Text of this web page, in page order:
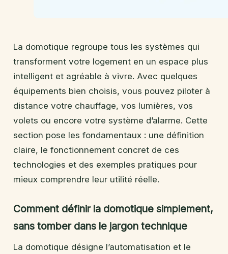
La domotique regroupe tous les systèmes qui
transforment votre logement en un espace plus
intelligent et agréable à vivre. Avec quelques
équipements bien choisis, vous pouvez piloter à
distance votre chauffage, vos lumières, vos
volets ou encore votre système d’alarme. Cette
section pose les fondamentaux : une définition
claire, le fonctionnement concret de ces
technologies et des exemples pratiques pour
mieux comprendre leur utilité réelle.
Comment définir la domotique simplement,
sans tomber dans le jargon technique
La domotique désigne l’automatisation et le